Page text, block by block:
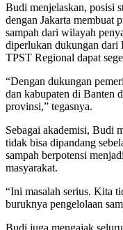
Budi menjelaskan, posisi
dengan Jakarta membuat
sampah dari wilayah
diperlukan dukungan dari
TPST Regional dapat
“Dengan dukungan
dan kabupaten di Banten
provinsi,” tegasnya.
Sebagai akademisi, Budi
tidak bisa dipandang
sampah berpotensi
masyarakat.
“Ini masalah serius. Kita
buruknya pengelolaan
Budi juga mengajak